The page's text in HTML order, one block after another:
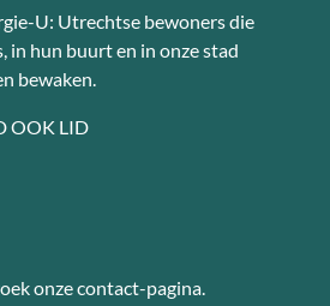
U: Utrechtse bewoners die
in hun buurt en in onze stad
bewaken.
OOK LID
onze contact-pagina.